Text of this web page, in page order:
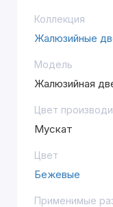
Коллекция
Жалюзийные
Модель
Жалюзийная
Цвет
Мускат
Цвет
Бежевые
Применимые